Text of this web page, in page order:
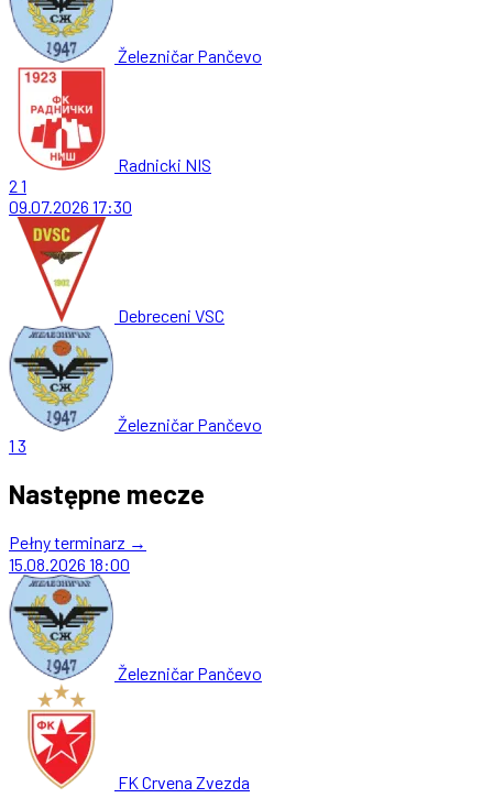
Železničar Pančevo
Radnicki NIS
2 1
09.07.2026 17:30
Debreceni VSC
Železničar Pančevo
1 3
Następne mecze
Pełny terminarz →
15.08.2026 18:00
Železničar Pančevo
FK Crvena Zvezda